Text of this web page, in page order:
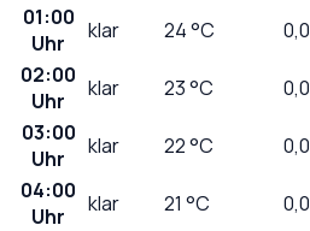
01:00
Uhr
klar 24°C 0,0
02:00
Uhr
klar 23°C 0,0
03:00
Uhr
klar 22°C 0,0
04:00
Uhr
klar 21 °C 0,0